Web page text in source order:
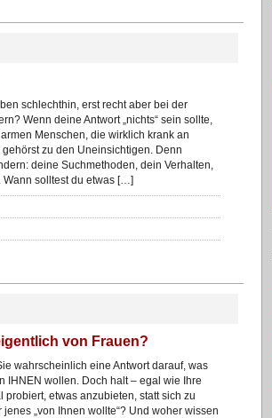
schlechthin, erst recht aber bei der
Wenn deine Antwort „nichts“ sein sollte,
Menschen, die wirklich krank an
zu den Uneinsichtigen. Denn
deine Suchmethoden, dein Verhalten,
solltest du etwas […]
von Frauen?
wahrscheinlich eine Antwort darauf, was
IHNEN wollen. Doch halt – egal wie Ihre
etwas anzubieten, statt sich zu
„von Ihnen wollte“? Und woher wissen